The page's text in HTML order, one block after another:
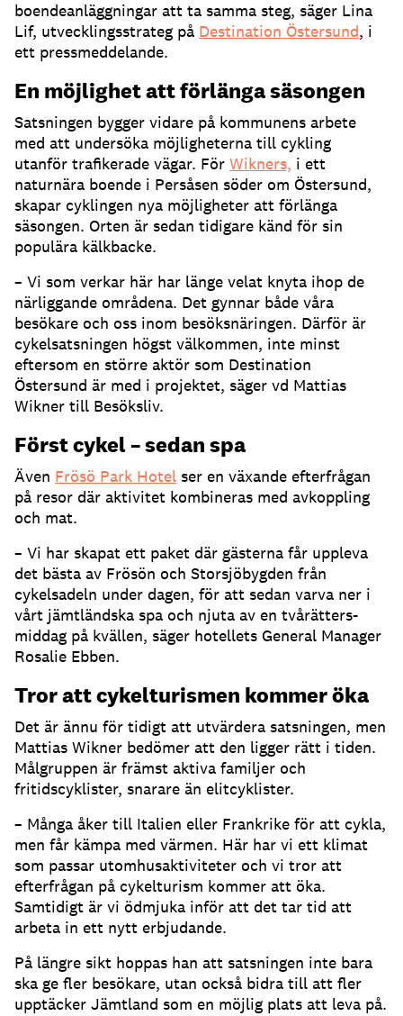
boendeanläggningar att ta samma steg, säger Lina
Lif, utvecklingsstrateg på Destination Östersund, i
ett pressmeddelande.
En möjlighet att förlänga säsongen
Satsningen bygger vidare på kommunens arbete
med att undersöka möjligheterna till cykling
utanför trafikerade vägar. För Wikners, i ett
naturnära boende i Persåsen söder om Östersund,
skapar cyklingen nya möjligheter att förlänga
säsongen. Orten är sedan tidigare känd för sin
populära kälkbacke.
– Vi som verkar här har länge velat knyta ihop de
närliggande områdena. Det gynnar både våra
besökare och oss inom besöksnäringen. Därför är
cykelsatsningen högst välkommen, inte minst
eftersom en större aktör som Destination
Östersund är med i projektet, säger vd Mattias
Wikner till Besöksliv.
Först cykel – sedan spa
Även Frösö Park Hotel ser en växande efterfrågan
på resor där aktivitet kombineras med avkoppling
och mat.
– Vi har skapat ett paket där gästerna får uppleva
det bästa av Frösön och Storsjöbygden från
cykelsadeln under dagen, för att sedan varva ner i
vårt jämtländska spa och njuta av en tvårätters-
middag på kvällen, säger hotellets General Manager
Rosalie Ebben.
Tror att cykelturismen kommer öka
Det är ännu för tidigt att utvärdera satsningen, men
Mattias Wikner bedömer att den ligger rätt i tiden.
Målgruppen är främst aktiva familjer och
fritidscyklister, snarare än elitcyklister.
– Många åker till Italien eller Frankrike för att cykla,
men får kämpa med värmen. Här har vi ett klimat
som passar utomhusaktiviteter och vi tror att
efterfrågan på cykelturism kommer att öka.
Samtidigt är vi ödmjuka inför att det tar tid att
arbeta in ett nytt erbjudande.
På längre sikt hoppas han att satsningen inte bara
ska ge fler besökare, utan också bidra till att fler
upptäcker Jämtland som en möjlig plats att leva på.